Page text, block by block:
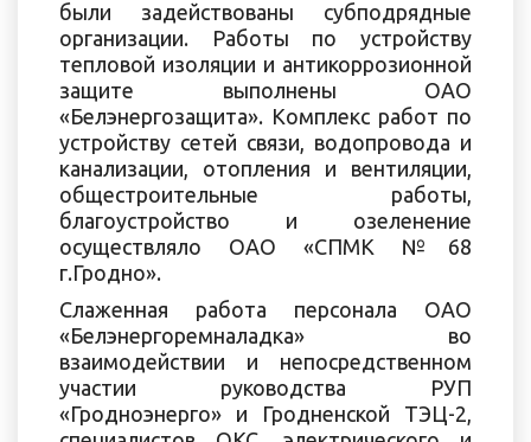
были задействованы субподрядные
организации. Работы по устройству
тепловой изоляции и антикоррозионной
защите выполнены ОАО
«Белэнергозащита». Комплекс работ по
устройству сетей связи, водопровода и
канализации, отопления и вентиляции,
общестроительные работы,
благоустройство и озеленение
осуществляло ОАО «СПМК №68
г.Гродно».
Слаженная работа персонала ОАО
«Белэнергоремналадка» во
взаимодействии и непосредственном
участии руководства РУП
«Гродноэнерго» и Гродненской ТЭЦ-2,